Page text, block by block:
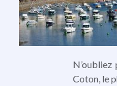
Coton, le